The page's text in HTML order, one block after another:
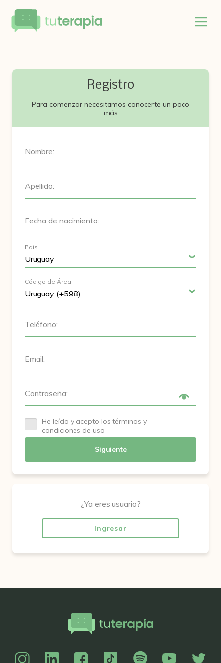
Registro
Para comenzar necesitamos conocerte un poco
más
Nombre:
Apellido:
Fecha de nacimiento:
País:
Código de Área:
Teléfono:
Email:
Contraseña:
He leído y acepto los términos y
condiciones de uso
Siguiente
¿Ya eres usuario?
Ingresar